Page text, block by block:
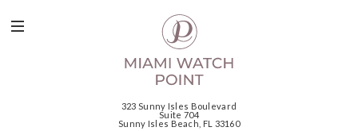
323 Sunny Isles Boulevard
Suite 704
Sunny Isles Beach, FL 33160